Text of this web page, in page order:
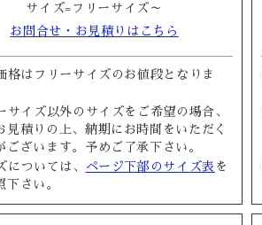
サイズ=フリーサイズ～
お問合せ・お見積りはこちら
格はフリーサイズのお値段となりま
サイズ以外のサイズをご希望の場合、
見積りの上、納期にお時間をいただく
ございます。予めご了承下さい。
については、 ページ下部のサイズ表 を
下さい。